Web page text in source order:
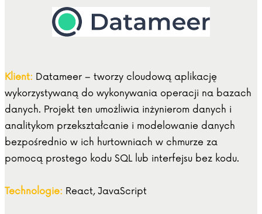
Klient: Datameer – tworzy cloudową aplikację
wykorzystywaną do wykonywania operacji na bazach
danych. Projekt ten umożliwia inżynierom danych i
analitykom przekształcanie i modelowanie danych
bezpośrednio w ich hurtowniach w chmurze za
pomocą prostego kodu SQL lub interfejsu bez kodu.
Technologie: React, JavaScript